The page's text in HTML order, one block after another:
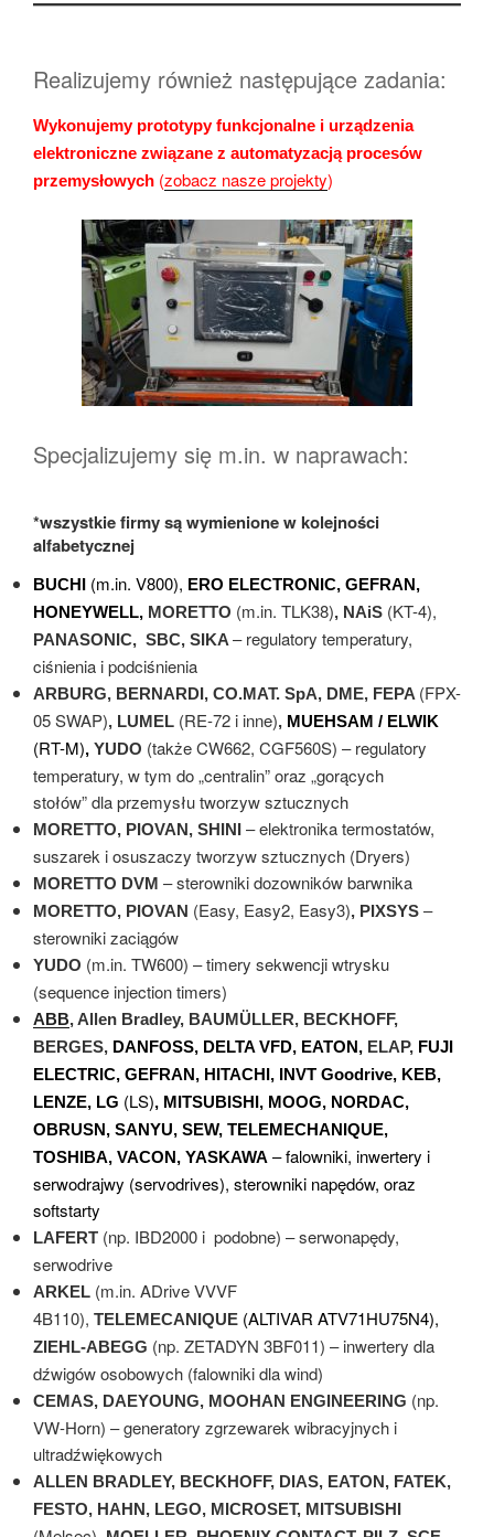
Realizujemy również następujące zadania:
Wykonujemy prototypy funkcjonalne i urządzenia
elektroniczne związane z automatyzacją procesów
przemysłowych (zobacz nasze projekty)
Specjalizujemy się m.in. w naprawach:
*wszystkie firmy są wymienione w kolejności
alfabetycznej
BUCHI (m.in. V800), ERO ELECTRONIC, GEFRAN,
HONEYWELL, MORETTO (m.in. TLK38), NAiS (KT-4),
PANASONIC, SBC, SIKA – regulatory temperatury,
ciśnienia i podciśnienia
ARBURG, BERNARDI, CO.MAT. SpA, DME, FEPA (FPX-
05 SWAP), LUMEL (RE-72 i inne), MUEHSAM / ELWIK
(RT-M), YUDO (także CW662, CGF560S) – regulatory
temperatury, w tym do „centralin” oraz „gorących
stołów” dla przemysłu tworzyw sztucznych
MORETTO, PIOVAN, SHINI – elektronika termostatów,
suszarek i osuszaczy tworzyw sztucznych (Dryers)
MORETTO DVM – sterowniki dozowników barwnika
MORETTO, PIOVAN (Easy, Easy2, Easy3), PIXSYS –
sterowniki zaciągów
YUDO (m.in. TW600) – timery sekwencji wtrysku
(sequence injection timers)
ABB, Allen Bradley, BAUMÜLLER, BECKHOFF,
BERGES, DANFOSS, DELTA VFD, EATON, ELAP, FUJI
ELECTRIC, GEFRAN, HITACHI, INVT Goodrive, KEB,
LENZE, LG (LS), MITSUBISHI, MOOG, NORDAC,
OBRUSN, SANYU, SEW, TELEMECHANIQUE,
TOSHIBA, VACON, YASKAWA – falowniki, inwertery i
serwodrajwy (servodrives), sterowniki napędów, oraz
softstarty
LAFERT (np. IBD2000 i podobne) – serwonapędy,
serwodrive
ARKEL (m.in. ADrive VVVF
4B110), TELEMECANIQUE (ALTIVAR ATV71HU75N4),
ZIEHL-ABEGG (np. ZETADYN 3BF011) – inwertery dla
dźwigów osobowych (falowniki dla wind)
CEMAS, DAEYOUNG, MOOHAN ENGINEERING (np.
VW-Horn) – generatory zgrzewarek wibracyjnych i
ultradźwiękowych
ALLEN BRADLEY, BECKHOFF, DIAS, EATON, FATEK,
FESTO, HAHN, LEGO, MICROSET, MITSUBISHI